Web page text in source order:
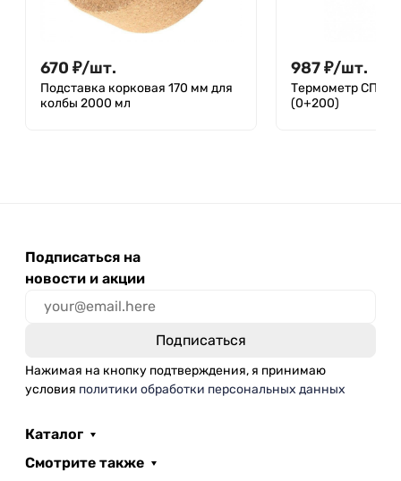
670 ₽/шт.
Подставка корковая 170 мм для
колбы 2000 мл
987₽/шт.
Термометр СП-
(0+200)
Подписаться на
новости и акции
Нажимая на кнопку подтверждения, я принимаю
условия политики обработки персональных данных
Каталог
Смотрите также